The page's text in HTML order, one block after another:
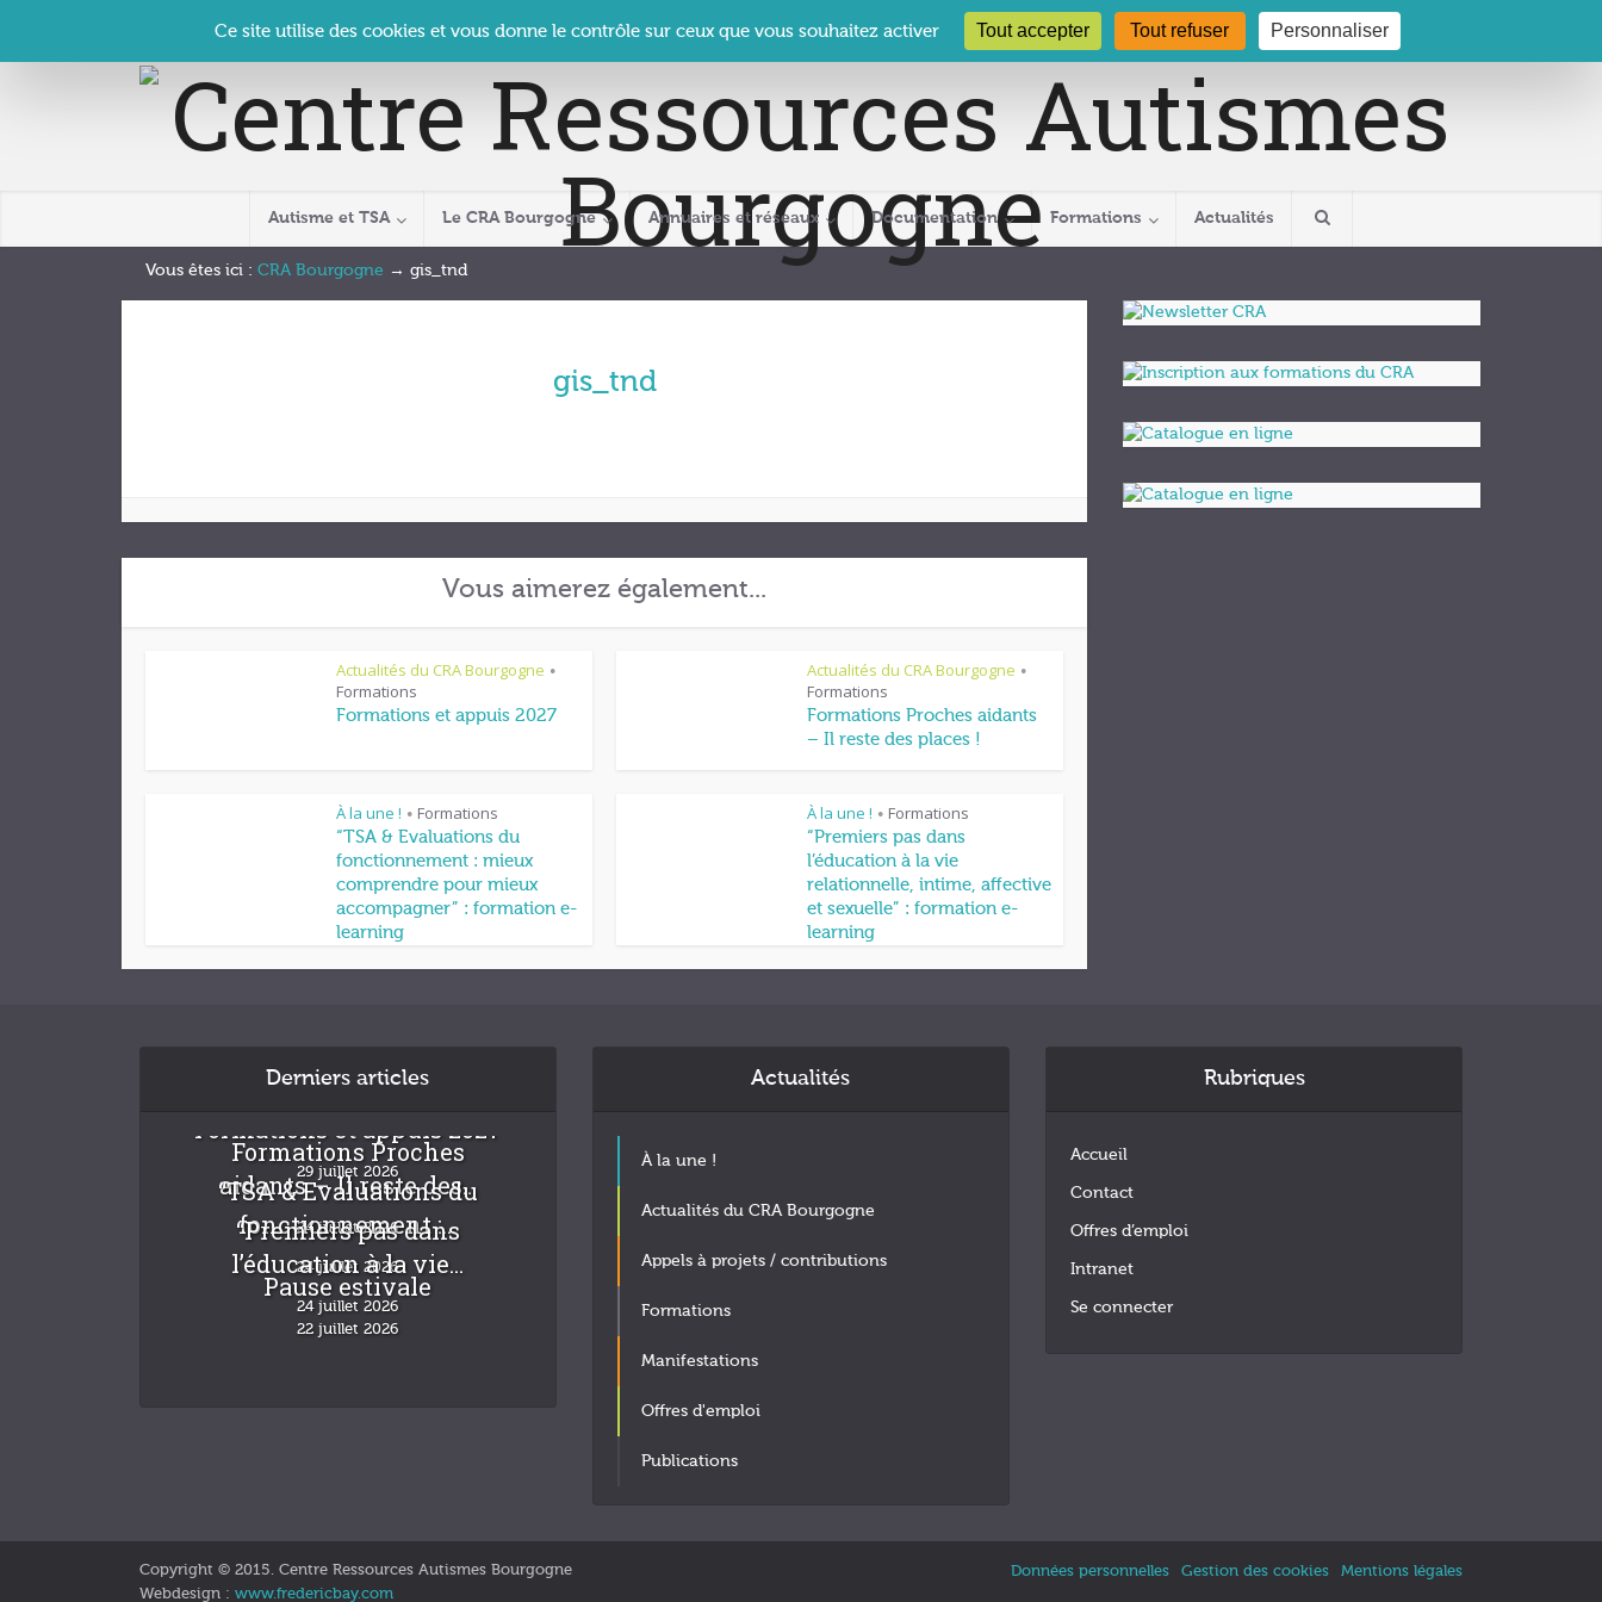
Contact Se connecter | CRA Bourgogne – Le Clos des Présidents – 19-21 rue Coty – 21 000 DIJON cra@crabourgogne.org 03 80 29 54 19
Autisme et TSA Le CRA Bourgogne Annuaires et réseaux Documentation Formations Actualités
Vous êtes ici : CRA Bourgogne → gis_tnd
gis_tnd
Vous aimerez également...
Actualités du CRA Bourgogne •
Formations
Formations et appuis 2027
Actualités du CRA Bourgogne •
Formations
Formations Proches aidants
– Il reste des places !
À la une ! • Formations
“TSA & Evaluations du
fonctionnement : mieux
comprendre pour mieux
accompagner” : formation e-
learning
À la une ! • Formations
“Premiers pas dans
l’éducation à la vie
relationnelle, intime, affective
et sexuelle” : formation e-
learning
Derniers articles
Formations et appuis 2027
29 juillet 2026
Formations Proches
aidants – Il reste des...
24 juillet 2026
“TSA & Evaluations du
fonctionnement :...
24 juillet 2026
“Premiers pas dans
l’éducation à la vie...
24 juillet 2026
Pause estivale
22 juillet 2026
Actualités
À la une !
Actualités du CRA Bourgogne
Appels à projets / contributions
Formations
Manifestations
Offres d'emploi
Publications
Rubriques
Accueil
Contact
Offres d’emploi
Intranet
Se connecter
Copyright © 2015. Centre Ressources Autismes Bourgogne
Webdesign : www.fredericbay.com
Données personnelles Gestion des cookies Mentions légales
Ce site utilise des cookies et vous donne le contrôle sur ceux que vous souhaitez activer Tout accepter Tout refuser Personnaliser